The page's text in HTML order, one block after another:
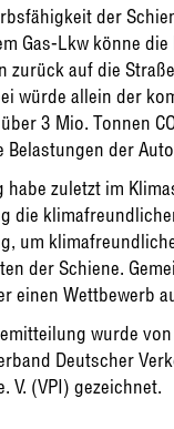
der
Gas-Lkw könne
zurück auf die
würde allein der
3 Mio. Tonnen
Belastungen der
habe zuletzt im
die
um
der Schiene.
einen Wettbewerb
wurde
Deutscher
V. (VPI) gezeichnet.